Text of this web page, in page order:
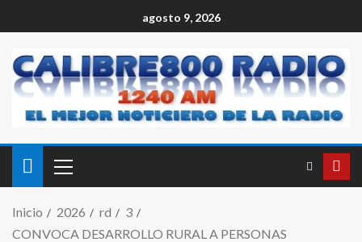
agosto 9, 2026
Inicio 2026 rd
3
CONVOCA DESARROLLO RURAL A PERSONAS